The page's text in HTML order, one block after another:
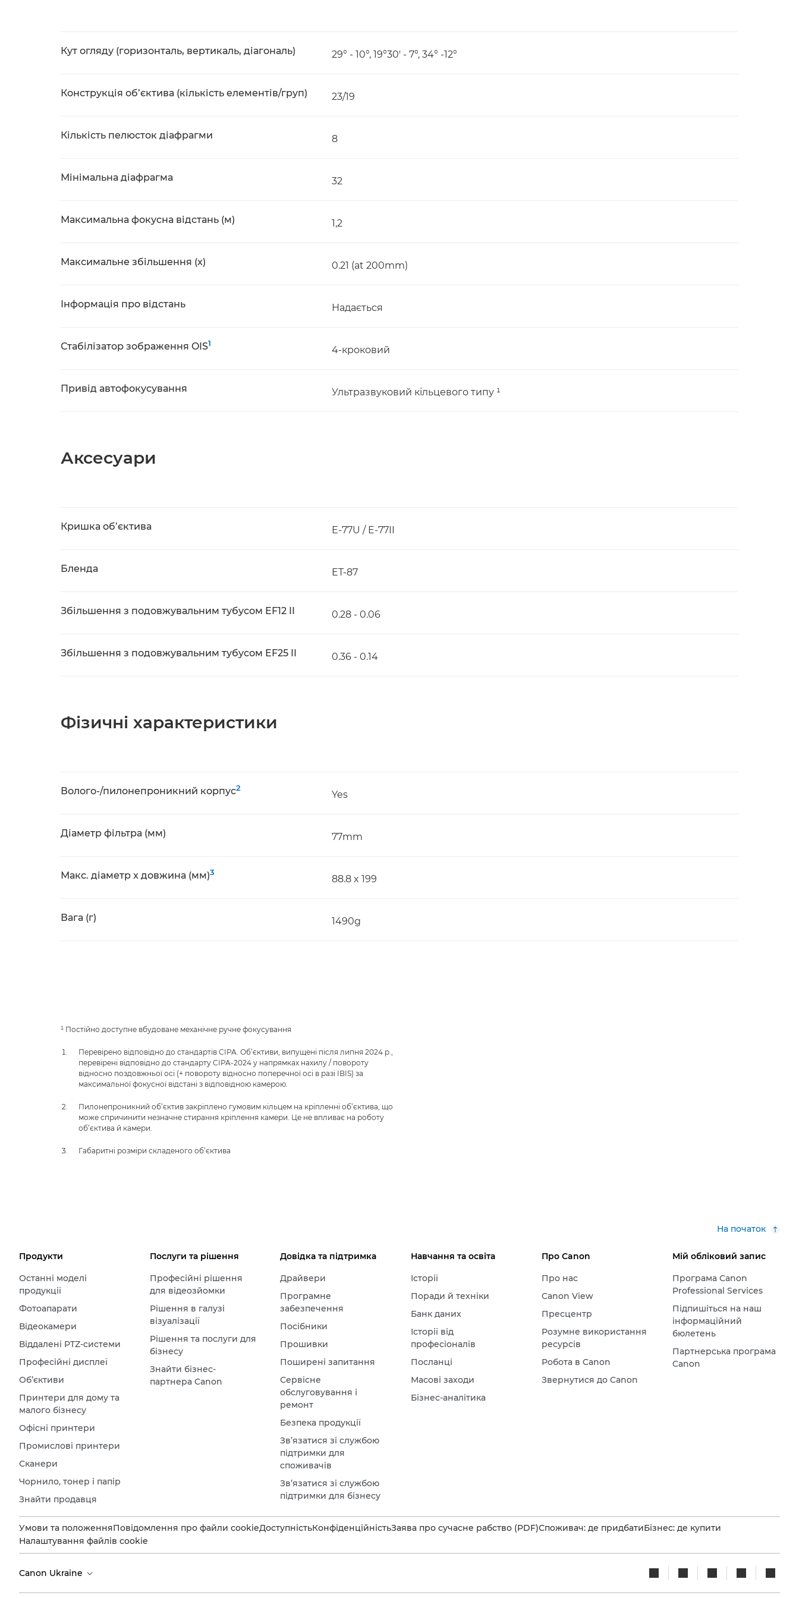
Кут огляду (горизонталь, вертикаль, діагональ) 29° - 10°, 19°30' - 7°, 34° -12°
Конструкція об’єктива (кількість елементів/груп) 23/19
Кількість пелюсток діафрагми 8
Мінімальна діафрагма 32
Максимальна фокусна відстань (м) 1,2
Максимальне збільшення (x) 0.21 (at 200mm)
Інформація про відстань Надається
Стабілізатор зображення OIS1
4-кроковий
Привід автофокусування Ультразвуковий кільцевого типу ¹
Аксесуари
Кришка об’єктива E-77U / E-77II
Бленда ET-87
Збільшення з подовжувальним тубусом EF12 II 0.28 - 0.06
Збільшення з подовжувальним тубусом EF25 II 0.36 - 0.14
Фізичні характеристики
Волого-/пилонепроникний корпус2
Yes
Діаметр фільтра (мм) 77mm
Макс. діаметр x довжина (мм)3
88.8 x 199
Вага (г) 1490g
¹ Постійно доступне вбудоване механічне ручне фокусування
Перевірено відповідно до стандартів CIPA. Об’єктиви, випущені після липня 2024 р.,
перевірені відповідно до стандарту CIPA-2024 у напрямках нахилу / повороту
відносно поздовжньої осі (+ повороту відносно поперечної осі в разі IBIS) за
максимальної фокусної відстані з відповідною камерою.
Пилонепроникний об’єктив закріплено гумовим кільцем на кріпленні об’єктива, що
може спричинити незначне стирання кріплення камери. Це не впливає на роботу
об’єктива й камери.
Габаритні розміри складеного об’єктива
На початок
Продукти
Останні моделі
продукції
Фотоапарати
Відеокамери
Віддалені PTZ-системи
Професійні дисплеї
Об’єктиви
Принтери для дому та
малого бізнесу
Офісні принтери
Промислові принтери
Сканери
Чорнило, тонер і папір
Знайти продавця
Послуги та рішення
Професійні рішення
для відеозйомки
Рішення в галузі
візуалізації
Рішення та послуги для
бізнесу
Знайти бізнес-
партнера Canon
Довідка та підтримка
Драйвери
Програмне
забезпечення
Посібники
Прошивки
Поширені запитання
Сервісне
обслуговування і
ремонт
Безпека продукції
Зв’язатися зі службою
підтримки для
споживачів
Зв’язатися зі службою
підтримки для бізнесу
Навчання та освіта
Історії
Поради й техніки
Банк даних
Історії від
професіоналів
Посланці
Масові заходи
Бізнес-аналітика
Про Canon
Про нас
Canon View
Пресцентр
Розумне використання
ресурсів
Робота в Canon
Звернутися до Canon
Мій обліковий запис
Програма Canon
Professional Services
Підпишіться на наш
інформаційний
бюлетень
Партнерська програма
Canon
Умови та положенняПовідомлення про файли cookieДоступністьКонфіденційністьЗаява про сучасне рабство (PDF)Споживач: де придбатиБізнес: де купити
Налаштування файлів cookie
Canon Ukraine